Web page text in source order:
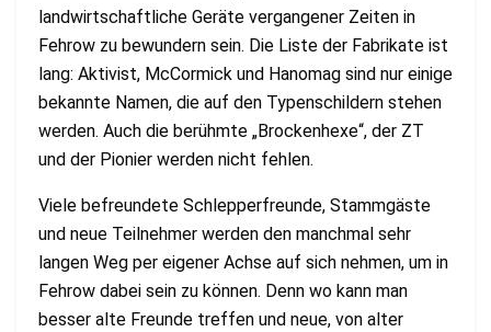
landwirtschaftliche Geräte vergangener Zeiten in
Fehrow zu bewundern sein. Die Liste der Fabrikate ist
lang: Aktivist, McCormick und Hanomag sind nur einige
bekannte Namen, die auf den Typenschildern stehen
werden. Auch die berühmte „Brockenhexe“, der ZT
und der Pionier werden nicht fehlen.
Viele befreundete Schlepperfreunde, Stammgäste
und neue Teilnehmer werden den manchmal sehr
langen Weg per eigener Achse auf sich nehmen, um in
Fehrow dabei sein zu können. Denn wo kann man
besser alte Freunde treffen und neue, von alter